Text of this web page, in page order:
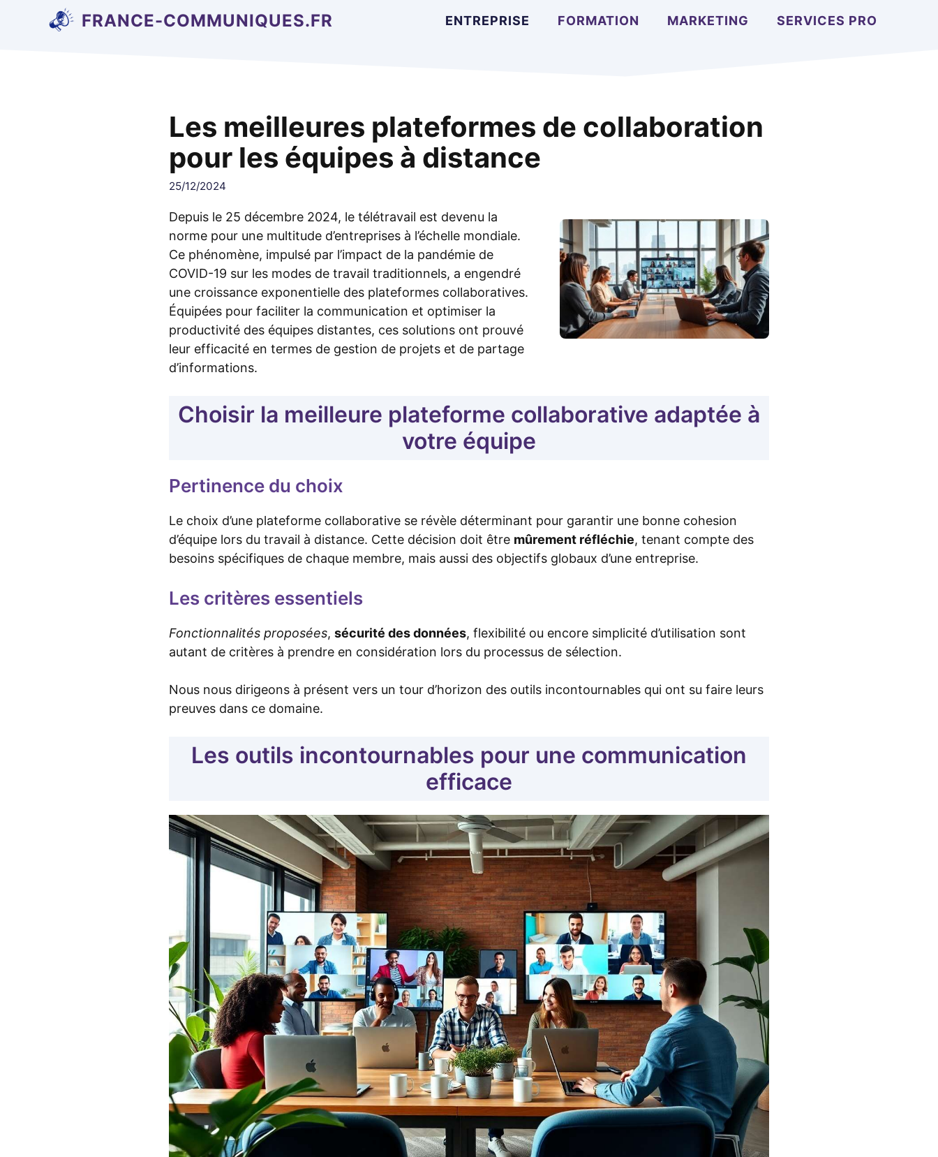
FRANCE-COMMUNIQUES.FR ENTREPRISE FORMATION MARKETING SERVICES PRO
Les meilleures plateformes de collaboration
pour les équipes à distance
25/12/2024
Depuis le 25 décembre 2024, le télétravail est devenu la
norme pour une multitude d’entreprises à l’échelle mondiale.
Ce phénomène, impulsé par l’impact de la pandémie de
COVID-19 sur les modes de travail traditionnels, a engendré
une croissance exponentielle des plateformes collaboratives.
Équipées pour faciliter la communication et optimiser la
productivité des équipes distantes, ces solutions ont prouvé
leur efficacité en termes de gestion de projets et de partage
d’informations.
Choisir la meilleure plateforme collaborative adaptée à
votre équipe
Pertinence du choix
Le choix d’une plateforme collaborative se révèle déterminant pour garantir une bonne cohesion
d’équipe lors du travail à distance. Cette décision doit être mûrement réfléchie, tenant compte des
besoins spécifiques de chaque membre, mais aussi des objectifs globaux d’une entreprise.
Les critères essentiels
Fonctionnalités proposées, sécurité des données, flexibilité ou encore simplicité d’utilisation sont
autant de critères à prendre en considération lors du processus de sélection.
Nous nous dirigeons à présent vers un tour d’horizon des outils incontournables qui ont su faire leurs
preuves dans ce domaine.
Les outils incontournables pour une communication
efficace